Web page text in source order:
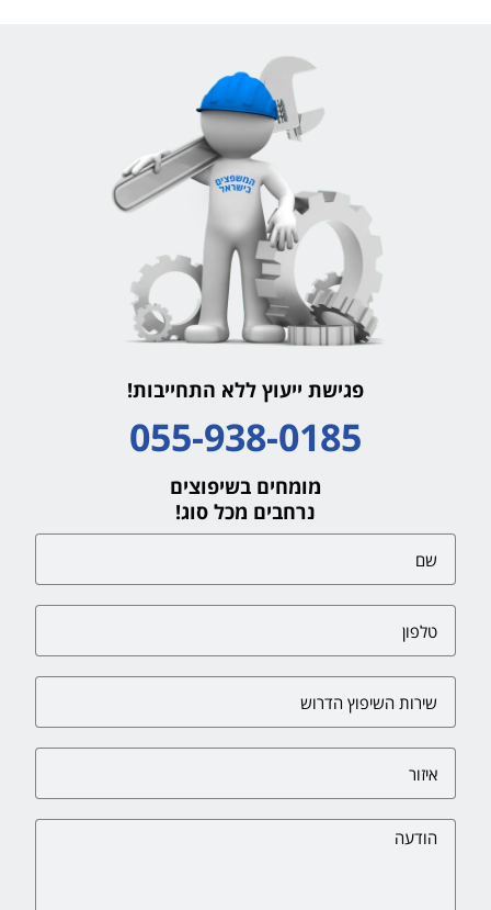
פגישת ייעוץ ללא התחייבות!
055-938-0185
מומחים בשיפוצים
נרחבים מכל סוג!